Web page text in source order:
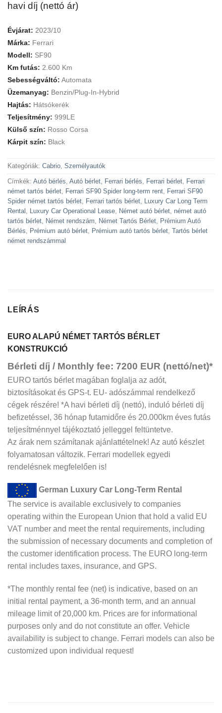
havi díj (nettó ár)
Évjárat: 2023/10
Márka: Ferrari
Modell: SF90
Km futás: 2.600 Km
Sebességváltó: Automata
Üzemanyag: Benzin/Plug-In-Hybrid
Hajtás: Hátsókerék
Teljesítmény: 999LE
Külső szín: Rosso Corsa
Kárpit szín: Black
Kategóriák: Cabrio Személyautók
Címkék: Autó bérlés Autó bérlet Ferrari bérlés Ferrari bérlet
Ferrari
német tartós bérlet
Ferrari SF90 Spider long-term rent
Ferrari SF90
Spider német tartós bérlet
Ferrari tartós bérlet
Luxury Car Long Term
Rental
Luxury Car Operational Lease Német autó bérlet német autó
tartós bérlet
Német rendszám Német Tartós Bérlet
Prémium Autó
Bérlés
Prémium autó bérlet Prémium autó tartós bérlet Tartós bérlet
német rendszámmal
LEÍRÁS
EURO ALAPÚ NÉMET TARTÓS BÉRLET
KONSTRUKCIÓ
Bérleti díj / Monthly fee: 7200 EUR (nettó/net)*
EURO tartós bérlet magában foglalja az adót,
biztosításokat és GPS-t. EU- adószámmal rendelkező
cégek részére! *A havi bérleti díj (nettó), induló bérleti díj
befizetéssel, 36 hónap futamidőre és 20.000km éves futás
teljesítménnyel tájékoztató jelleggel feltüntetve.
Az árak nem számítanak ajánlattételnek! Az autó készlet
folyamatosan változik. Ferrari modellek egyedi
rendelésnek megfelelően is!
German Luxury Car Long-Term Rental
The service is available exclusively to companies
operating within the European Union that hold a valid EU
VAT number and meet the rental requirements, including
the submission of necessary documents and completion of
the customer identification process. The EURO long-term
rental includes taxes, insurance, and GPS.
*The monthly rental fee (net) is indicative, based on an
initial rental payment, a 36-month term, and an annual
mileage limit of 20,000 km. Prices are for informational
purposes only and do not constitute an offer. Vehicle
availability is subject to change. Ferrari models can also be
customized upon individual request!